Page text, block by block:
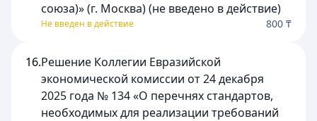
союза)» (г. Москва) (не введено в действие)
Не введен в действие 800 ₸
16.Решение Коллегии Евразийской
экономической комиссии от 24 декабря
2025 года № 134 «О перечнях стандартов,
необходимых для реализации требований